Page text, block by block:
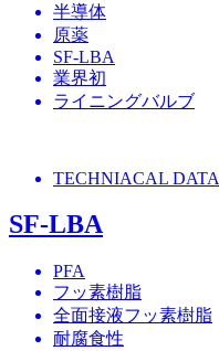
半導体
原薬
SF-LBA
業界初
ライニングバルブ
TECHNIACAL DATA
SF-LBA
PFA
フッ素樹脂
全面接液フッ素樹脂
耐腐食性